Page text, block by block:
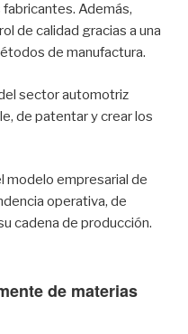
Además,
de calidad gracias a una
de manufactura.
sector automotriz
de patentar y crear los
modelo empresarial de
operativa, de
cadena de producción.
de materias